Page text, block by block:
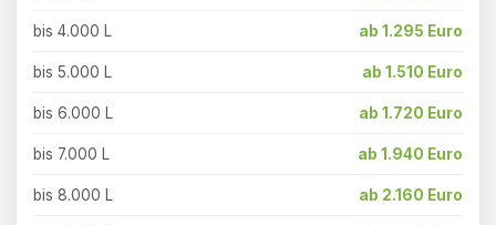
bis 4.000 L ab 1.295 Euro
bis 5.000 L ab 1.510 Euro
bis 6.000 L ab 1.720 Euro
bis 7.000 L ab 1.940 Euro
bis 8.000 L ab 2.160 Euro